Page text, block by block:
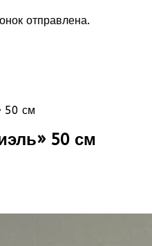
отправлена.
50 см
50 см